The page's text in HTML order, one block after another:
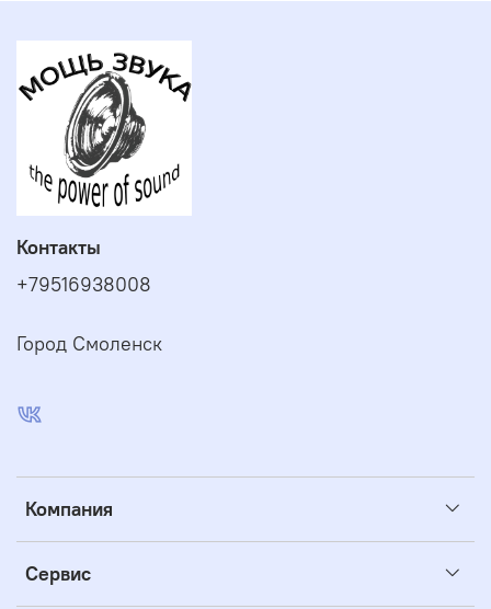
Компания
Сервис
Контакты
+79516938008
Город Смоленск